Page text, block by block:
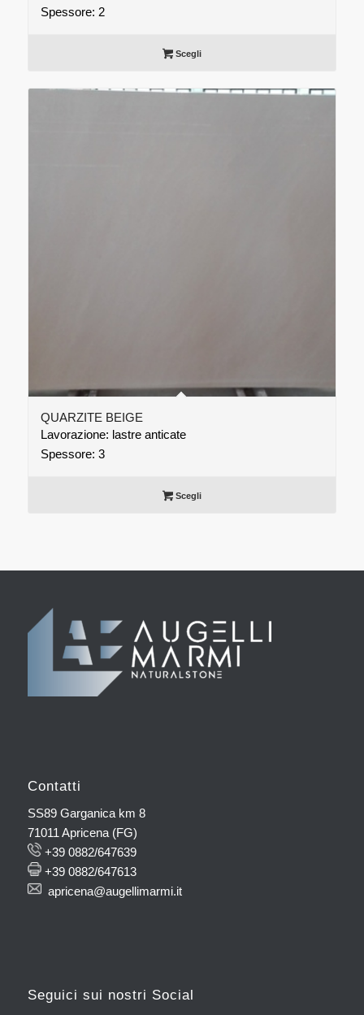
Spessore: 2
Scegli
QUARZITE BEIGE
Lavorazione: lastre anticate
Spessore: 3
Scegli
Contatti
SS89 Garganica km 8
71011 Apricena (FG)
+39 0882/647639
+39 0882/647613
apricena@augellimarmi.it
Seguici sui nostri Social